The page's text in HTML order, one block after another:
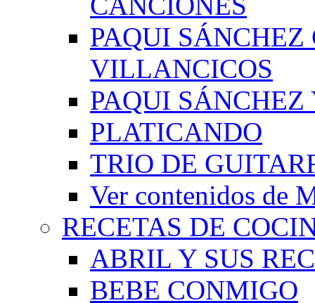
PAQUI
VILLANCICOS
PAQUI
PLATICANDO
TRIO DE
Ver contenidos de
RECETAS DE
ABRIL Y SUS
BEBE CONMIGO